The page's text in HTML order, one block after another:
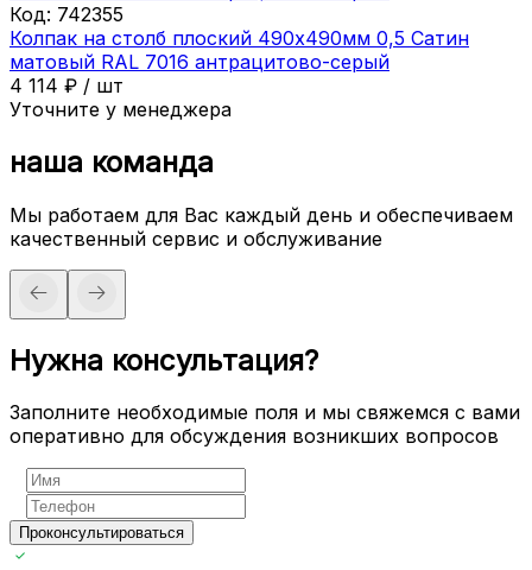
Код: 742355
Колпак на столб плоский 490х490мм 0,5 Сатин
матовый RAL 7016 антрацитово-серый
4 114 ₽ / шт
Уточните у менеджера
наша команда
Мы работаем для Вас каждый день и обеспечиваем
качественный сервис и обслуживание
Нужна консультация?
Заполните необходимые поля и мы свяжемся с вами
оперативно для обсуждения возникших вопросов
Проконсультироваться